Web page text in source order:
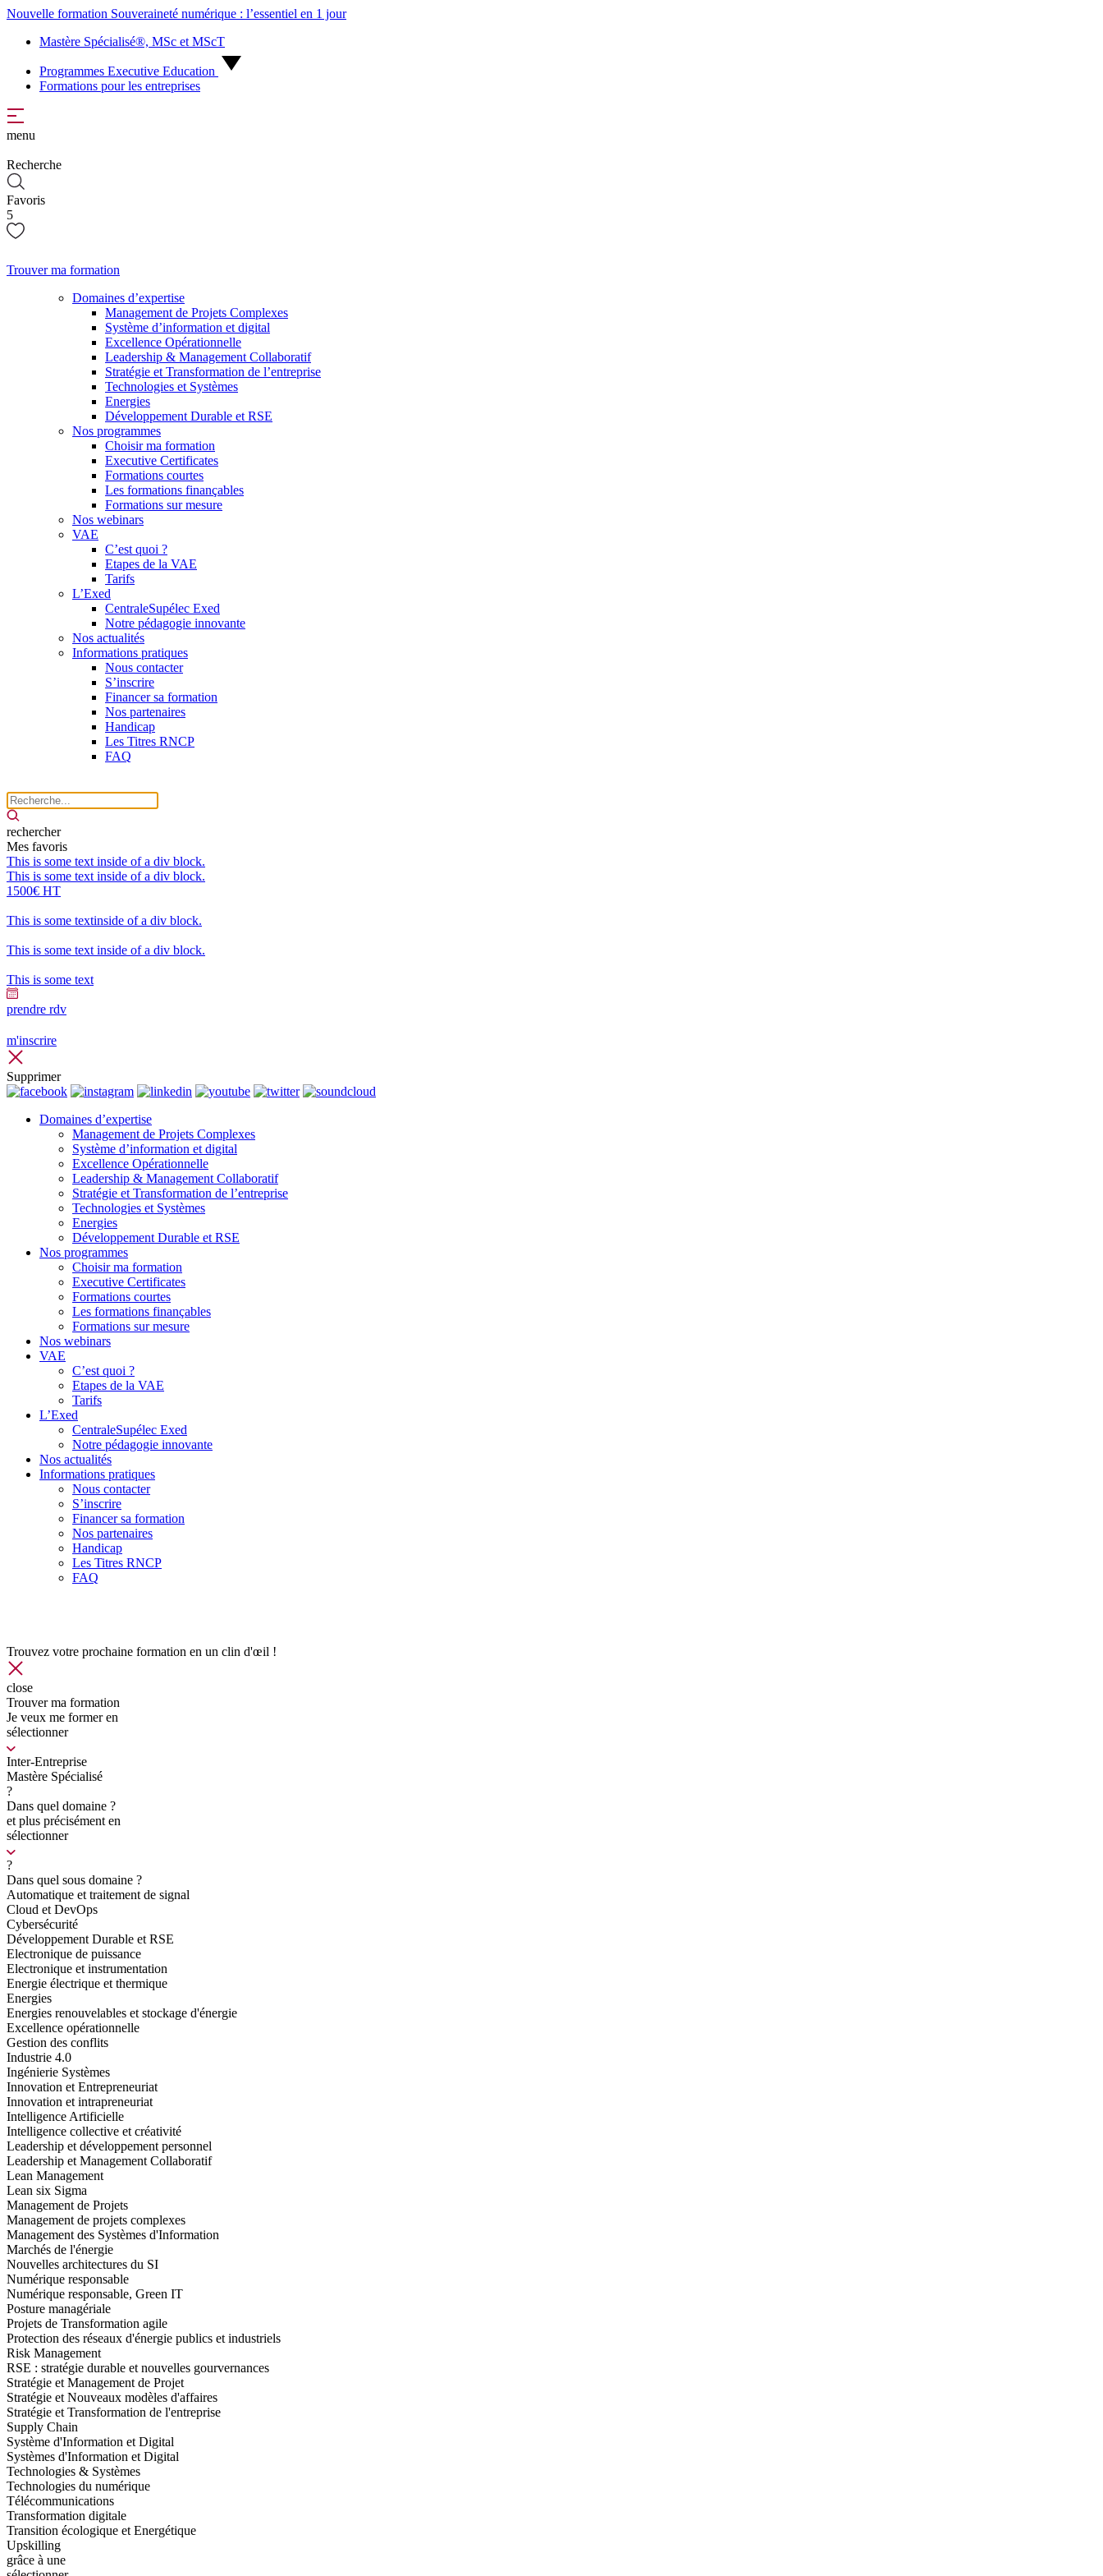
Nouvelle formation Souveraineté numérique : l’essentiel en 1 jour
Mastère Spécialisé®, MSc et MScT
Programmes Executive Education
Formations pour les entreprises
menu
Recherche
Favoris
5
Trouver ma formation
Domaines d’expertise
Management de Projets Complexes
Système d’information et digital
Excellence Opérationnelle
Leadership & Management Collaboratif
Stratégie et Transformation de l’entreprise
Technologies et Systèmes
Energies
Développement Durable et RSE
Nos programmes
Choisir ma formation
Executive Certificates
Formations courtes
Les formations finançables
Formations sur mesure
Nos webinars
VAE
C’est quoi ?
Etapes de la VAE
Tarifs
L’Exed
CentraleSupélec Exed
Notre pédagogie innovante
Nos actualités
Informations pratiques
Nous contacter
S’inscrire
Financer sa formation
Nos partenaires
Handicap
Les Titres RNCP
FAQ
rechercher
Mes favoris
This is some text inside of a div block.
This is some text inside of a div block.
1500€ HT
This is some textinside of a div block.
This is some text inside of a div block.
This is some text
prendre rdv
m'inscrire
Supprimer
Domaines d’expertise
Management de Projets Complexes
Système d’information et digital
Excellence Opérationnelle
Leadership & Management Collaboratif
Stratégie et Transformation de l’entreprise
Technologies et Systèmes
Energies
Développement Durable et RSE
Nos programmes
Choisir ma formation
Executive Certificates
Formations courtes
Les formations finançables
Formations sur mesure
Nos webinars
VAE
C’est quoi ?
Etapes de la VAE
Tarifs
L’Exed
CentraleSupélec Exed
Notre pédagogie innovante
Nos actualités
Informations pratiques
Nous contacter
S’inscrire
Financer sa formation
Nos partenaires
Handicap
Les Titres RNCP
FAQ
Trouvez votre prochaine formation en un clin d'œil !
close
Trouver ma formation
Je veux me former en
sélectionner
Inter-Entreprise
Mastère Spécialisé
?
Dans quel domaine ?
et plus précisément en
sélectionner
?
Dans quel sous domaine ?
Automatique et traitement de signal
Cloud et DevOps
Cybersécurité
Développement Durable et RSE
Electronique de puissance
Electronique et instrumentation
Energie électrique et thermique
Energies
Energies renouvelables et stockage d'énergie
Excellence opérationnelle
Gestion des conflits
Industrie 4.0
Ingénierie Systèmes
Innovation et Entrepreneuriat
Innovation et intrapreneuriat
Intelligence Artificielle
Intelligence collective et créativité
Leadership et développement personnel
Leadership et Management Collaboratif
Lean Management
Lean six Sigma
Management de Projets
Management de projets complexes
Management des Systèmes d'Information
Marchés de l'énergie
Nouvelles architectures du SI
Numérique responsable
Numérique responsable, Green IT
Posture managériale
Projets de Transformation agile
Protection des réseaux d'énergie publics et industriels
Risk Management
RSE : stratégie durable et nouvelles gourvernances
Stratégie et Management de Projet
Stratégie et Nouveaux modèles d'affaires
Stratégie et Transformation de l'entreprise
Supply Chain
Système d'Information et Digital
Systèmes d'Information et Digital
Technologies & Systèmes
Technologies du numérique
Télécommunications
Transformation digitale
Transition écologique et Energétique
Upskilling
grâce à une